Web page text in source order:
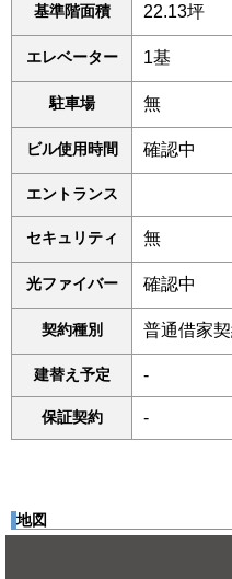
基準階面積 22.13坪
エレベーター 1基
駐車場 無
ビル使用時間 確認中
エントランス
セキュリティ 無
光ファイバー 確認中
契約種別 普通借家
建替え予定 -
保証契約 -
地図